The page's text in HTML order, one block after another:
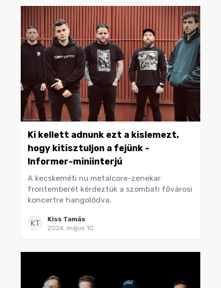
Ki kellett adnunk ezt a kislemezt,
hogy kitisztuljon a fejünk -
Informer-miniinterjú
A kecskeméti nu metalcore-zenekar
frontemberét kérdeztük a szombati fővárosi
koncertre hangolódva.
KT
Kiss Tamás
2024. május 10.